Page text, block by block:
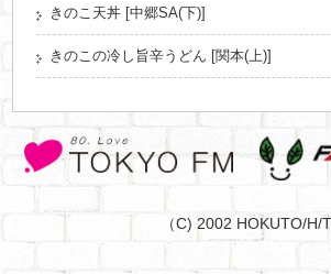
きのこ天丼 [中郷SA(下)]
きのこの冷し旨辛うどん [関本(上)]
（C) 2002 HOKUTO/H/T